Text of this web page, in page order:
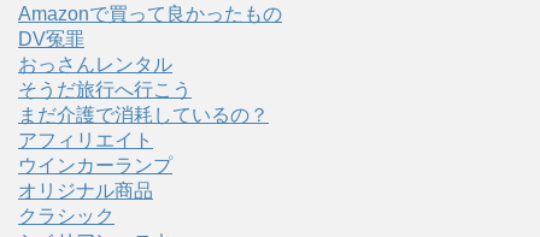
Amazonで買って良かったもの
DV冤罪
おっさんレンタル
そうだ旅行へ行こう
まだ介護で消耗しているの？
アフィリエイト
ウインカーランプ
オリジナル商品
クラシック